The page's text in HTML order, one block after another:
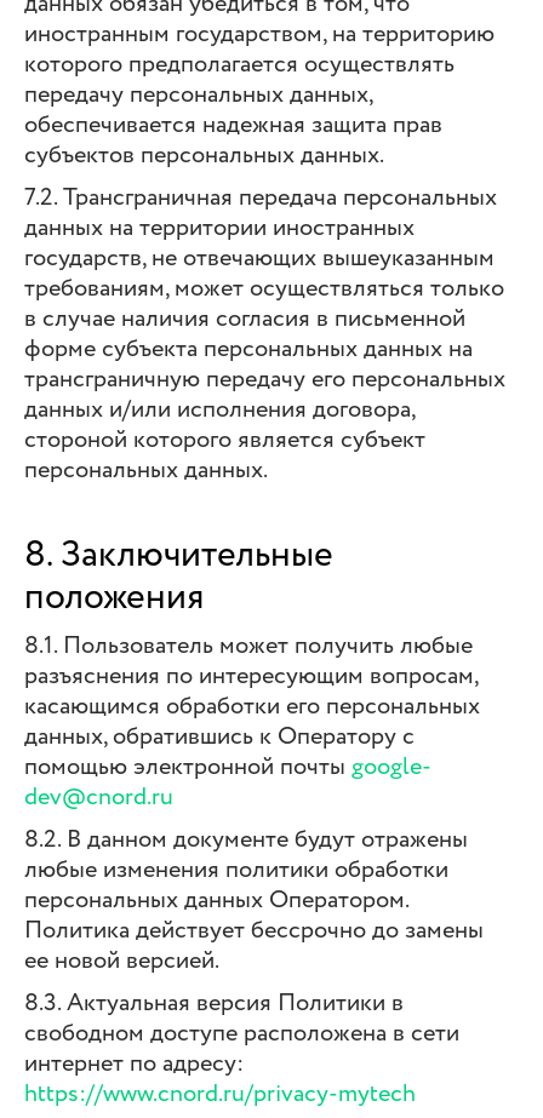
иностранным государством, на территорию
которого предполагается осуществлять
передачу персональных данных,
обеспечивается надежная защита прав
субъектов персональных данных.
7.2. Трансграничная передача персональных
данных на территории иностранных
государств, не отвечающих вышеуказанным
требованиям, может осуществляться только
в случае наличия согласия в письменной
форме субъекта персональных данных на
трансграничную передачу его персональных
данных и/или исполнения договора,
стороной которого является субъект
персональных данных.
8. Заключительные
положения
8.1. Пользователь может получить любые
разъяснения по интересующим вопросам,
касающимся обработки его персональных
данных, обратившись к Оператору с
помощью электронной почты google-
dev@cnord.ru
8.2. В данном документе будут отражены
любые изменения политики обработки
персональных данных Оператором.
Политика действует бессрочно до замены
ее новой версией.
8.3. Актуальная версия Политики в
свободном доступе расположена в сети
интернет по адресу:
https://www.cnord.ru/privacy-mytech